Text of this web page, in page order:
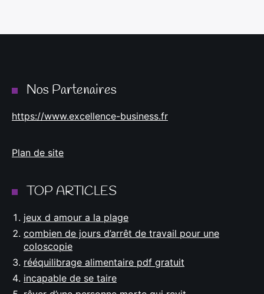
Nos Partenaires
https://www.excellence-business.fr
Plan de site
TOP ARTICLES
jeux d amour a la plage
combien de jours d’arrêt de travail pour une
coloscopie
rééquilibrage alimentaire pdf gratuit
incapable de se taire